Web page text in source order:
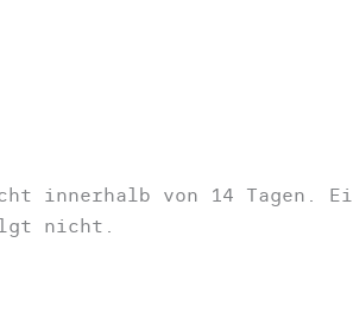
innerhalb von 14 Tagen.
nicht.